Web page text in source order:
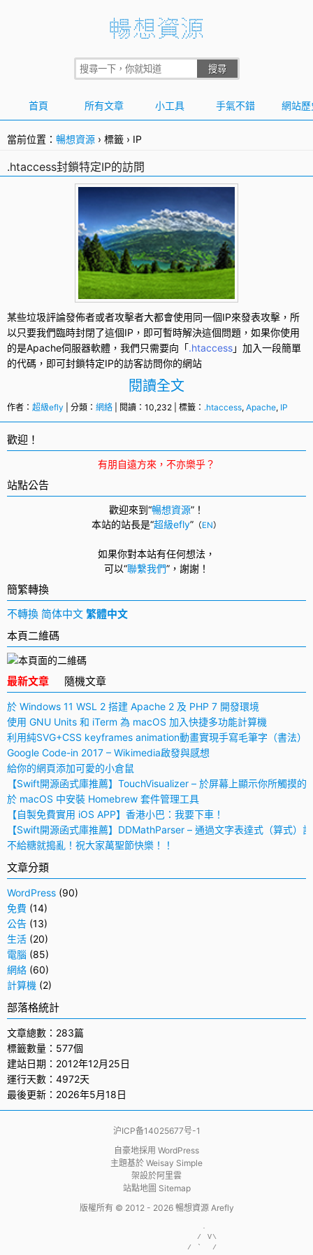
首頁 所有文章 小工具 手氣不錯 網站歷
當前位置： 暢想資源 › 標籤 › IP
.htaccess封鎖特定IP的訪問
某些垃圾評論發佈者或者攻擊者大都會使用同一個IP來發表攻擊，所
以只要我們臨時封閉了這個IP，即可暫時解決這個問題，如果你使用
的是Apache伺服器軟體，我們只需要向「.htaccess」加入一段簡單
的代碼，即可封鎖特定IP的訪客訪問你的網站
閱讀全文
作者： 超級efly | 分類： 網絡 | 閱讀：10,232 | 標籤： .htaccess, Apache, IP
歡迎！
有朋自遠方來，不亦樂乎？
站點公告
歡迎來到“暢想資源”！
本站的站長是“超級efly” （EN）
如果你對本站有任何想法，
可以“聯繫我們”， 謝謝！
簡繁轉換
不轉換 简体中文 繁體中文
本頁二維碼
最新文章 隨機文章
於 Windows 11 WSL 2 搭建 Apache 2 及 PHP 7 開發環境
使用 GNU Units 和 iTerm 為 macOS 加入快捷多功能計算機
利用純SVG+CSS keyframes animation動畫實現手寫毛筆字（書法）
Google Code-in 2017 – Wikimedia啟發與感想
給你的網頁添加可愛的小倉鼠
【Swift開源函式庫推薦】TouchVisualizer – 於屏幕上顯示你所觸摸的
於 macOS 中安裝 Homebrew 套件管理工具
【自製免費實用 iOS APP】香港小巴：我要下車！
【Swift開源函式庫推薦】DDMathParser – 通過文字表達式（算式）
不給糖就搗亂！祝大家萬聖節快樂！！
文章分類
WordPress (90)
免費 (14)
公告 (13)
生活 (20)
電腦 (85)
網絡 (60)
計算機 (2)
部落格統計
文章總數：283篇
標籤數量：577個
建站日期：2012年12月25日
運行天數：4972天
最後更新：2026年5月18日
沪ICP备14025677号-1
自豪地採用 WordPress
主題基於 Weisay Simple
架設於阿里雲
站點地圖 Sitemap
版權所有 © 2012 - 2026 暢想資源 Arefly
                     .
                    / V\
                  / `  /